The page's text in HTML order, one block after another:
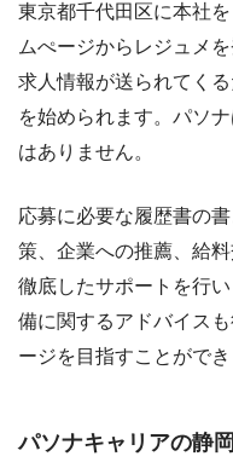
東京都千代田区に本社
ムぺージからレジュメ
求人情報が送られてく
を始められます。パソ
はありません。
応募に必要な履歴書の
策、企業への推薦、給
徹底したサポートを行
備に関するアドバイス
ージを目指すことができ
パソナキャリアの静